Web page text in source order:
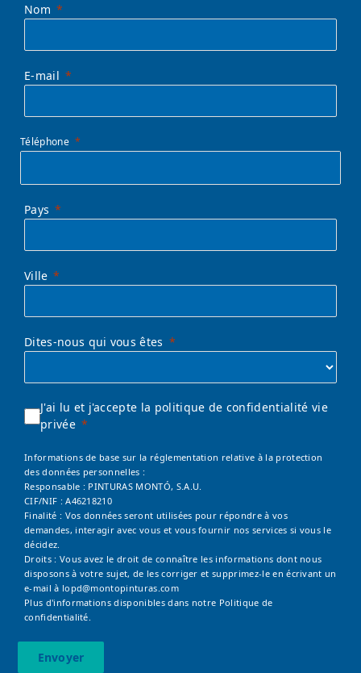
Nom
E-mail
Téléphone
Pays
Ville
Dites-nous qui vous êtes
J'ai lu et j'accepte la politique de confidentialité vie
privée
Informations de base sur la réglementation relative à la protection
des données personnelles :
Responsable : PINTURAS MONTÓ, S.A.U.
CIF/NIF : A46218210
Finalité : Vos données seront utilisées pour répondre à vos
demandes, interagir avec vous et vous fournir nos services si vous le
décidez.
Droits : Vous avez le droit de connaître les informations dont nous
disposons à votre sujet, de les corriger et supprimez-le en écrivant un
e-mail à lopd@montopinturas.com
Plus d'informations disponibles dans notre Politique de
confidentialité.
Envoyer